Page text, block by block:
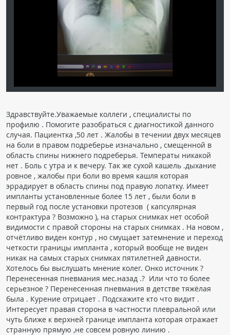
Здравствуйте.Уважаемые коллеги , специалисты по
профилю . Помогите разобраться с диагностикой данного
случая. Пациентка ,50 лет . Жалобы в течении двух месяцев
на боли в правом подреберье изначально , смещенной в
область спины нижнего подреберья. Температы никакой
нет . Боль с утра и к вечеру. Так же сухой кашель .дыхание
ровное , жалобы при боли во время кашля которая
эррадирует в область спины под правую лопатку. Имеет
импланты установленные более 15 лет , были боли в
первый год после установки протезов ( капсулярная
контрактура ? Возможно ), на старых снимках нет особой
видимости с правой стороны на старых снимках . На новом ,
отчётливо виден контур , но смущает затемнение и переход
четкости границы импланта , который вообще не виден
никак на самых старых снимках пятилетней давности.
Хотелось бы выслушать мнение колег. Онко источник ?
Перенесенная пневмания мес.назад .? Или что то более
серьезное ? Перенесенная пневмания в детстве тяжёлая
была . Курение отрицает . Подскажите кто что видит .
Интересует правая сторона в частности плевральной или
чуть ближе к верхней границе импланта которая отражает
странную прямую ,не совсем ровную линию .